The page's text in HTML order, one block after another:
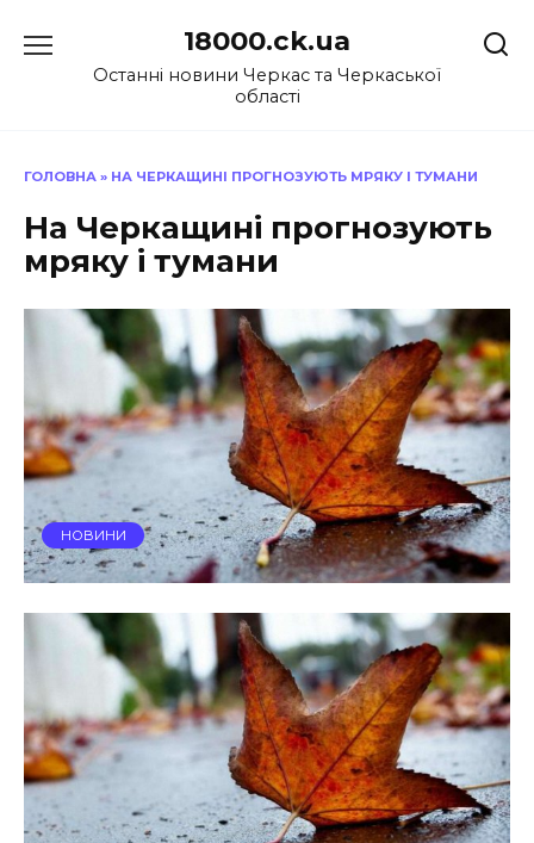
до
18000.ck.ua
Останні новини Черкас та Черкаської
області
ГОЛОВНА » НА ЧЕРКАЩИНІ ПРОГНОЗУЮТЬ МРЯКУ І ТУМАНИ
На Черкащині прогнозують
мряку і тумани
НОВИНИ